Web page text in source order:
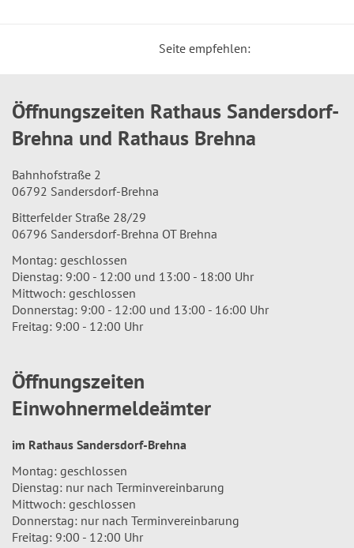
Seite empfehlen:
Öffnungszeiten Rathaus Sandersdorf-
Brehna und Rathaus Brehna
Bahnhofstraße 2
06792 Sandersdorf-Brehna
Bitterfelder Straße 28/29
06796 Sandersdorf-Brehna OT Brehna
Montag: geschlossen
Dienstag: 9:00 - 12:00 und 13:00 - 18:00 Uhr
Mittwoch: geschlossen
Donnerstag: 9:00 - 12:00 und 13:00 - 16:00 Uhr
Freitag: 9:00 - 12:00 Uhr
Öffnungszeiten
Einwohnermeldeämter
im Rathaus Sandersdorf-Brehna
Montag: geschlossen
Dienstag: nur nach Terminvereinbarung
Mittwoch: geschlossen
Donnerstag: nur nach Terminvereinbarung
Freitag: 9:00 - 12:00 Uhr